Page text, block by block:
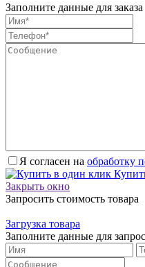
Заполните данные для заказа
Я согласен на обработку
Закрыть окно
Запросить стоимость товара
Загрузка товара
Заполните данные для